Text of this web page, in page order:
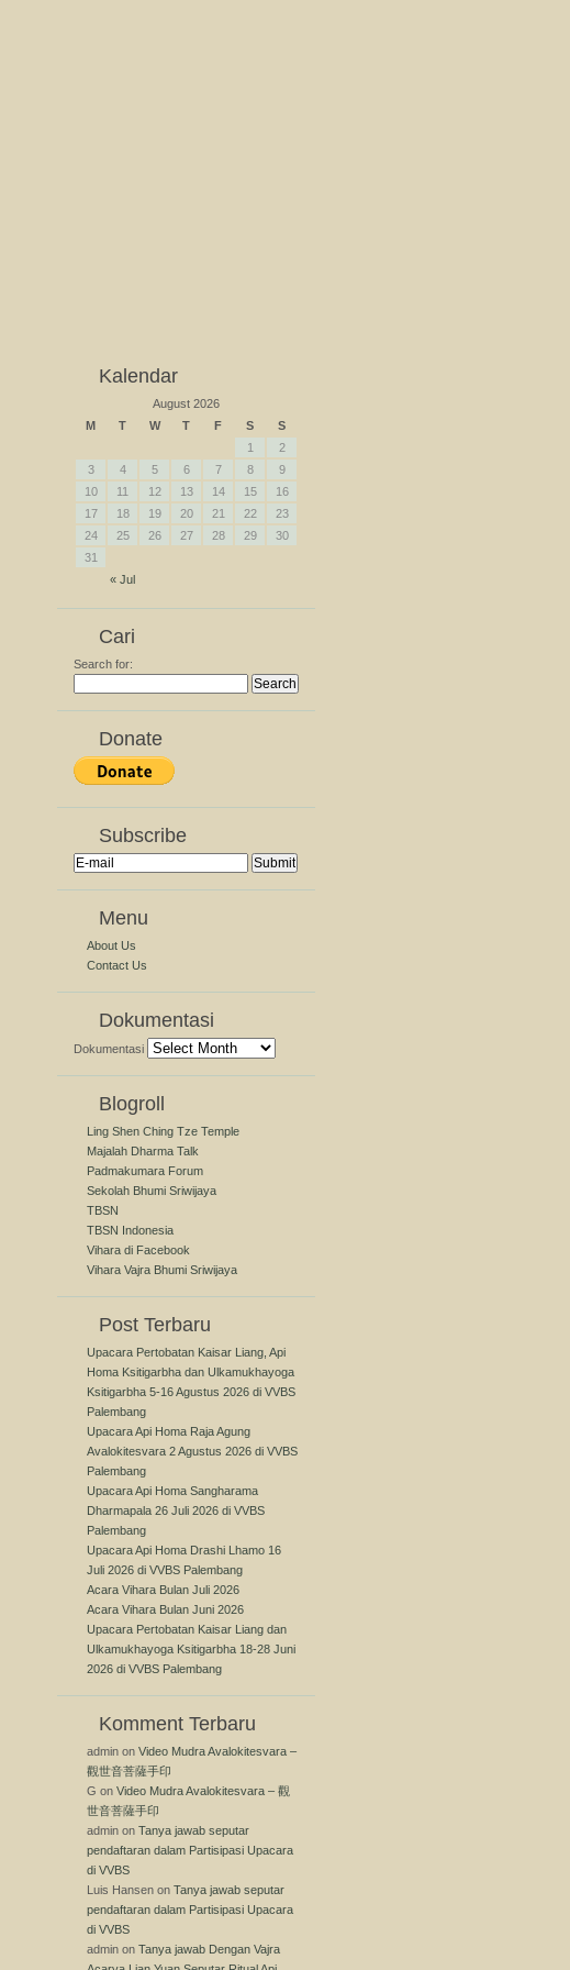
Kalendar
August 2026
M
T W T F S S
« Jul
1
2
3
4 5 6 7 8
9
10
11 12 13 14 15
16
17
18 19 20 21 22
23
24
25 26 27 28 29
30
31
Cari
Search for:
Donate
Subscribe
Menu
About Us
Contact Us
Dokumentasi
Dokumentasi
Blogroll
Ling Shen Ching Tze Temple
Majalah Dharma Talk
Padmakumara Forum
Sekolah Bhumi Sriwijaya
TBSN
TBSN Indonesia
Vihara di Facebook
Vihara Vajra Bhumi Sriwijaya
Post Terbaru
Upacara Pertobatan Kaisar Liang, Api
Homa Ksitigarbha dan Ulkamukhayoga
Ksitigarbha 5-16 Agustus 2026 di VVBS
Palembang
Upacara Api Homa Raja Agung
Avalokitesvara 2 Agustus 2026 di VVBS
Palembang
Upacara Api Homa Sangharama
Dharmapala 26 Juli 2026 di VVBS
Palembang
Upacara Api Homa Drashi Lhamo 16
Juli 2026 di VVBS Palembang
Acara Vihara Bulan Juli 2026
Acara Vihara Bulan Juni 2026
Upacara Pertobatan Kaisar Liang dan
Ulkamukhayoga Ksitigarbha 18-28 Juni
2026 di VVBS Palembang
Komment Terbaru
admin on Video Mudra Avalokitesvara –
觀世音菩薩手印
G on Video Mudra Avalokitesvara – 觀
世音菩薩手印
admin on Tanya jawab seputar
pendaftaran dalam Partisipasi Upacara
di VVBS
Luis Hansen on Tanya jawab seputar
pendaftaran dalam Partisipasi Upacara
di VVBS
admin on Tanya jawab Dengan Vajra